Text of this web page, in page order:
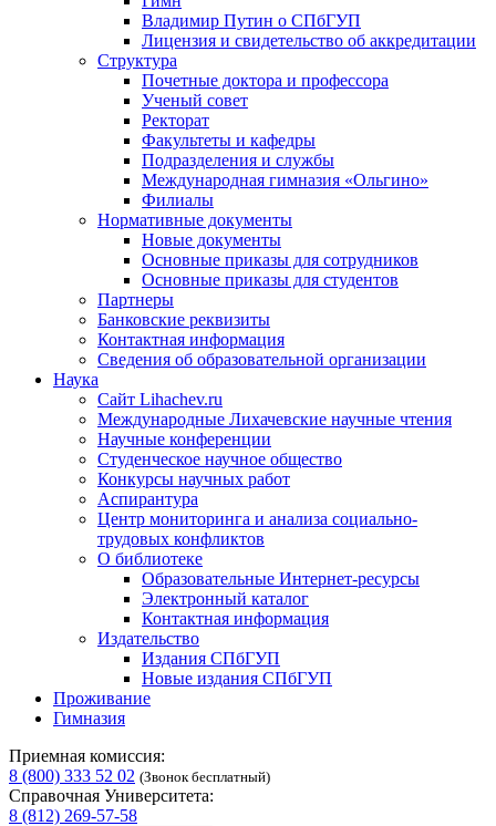
Владимир Путин о СПбГУП
Лицензия и свидетельство об аккредитации
Структура
Почетные доктора и профессора
Ученый совет
Ректорат
Факультеты и кафедры
Подразделения и службы
Международная гимназия «Ольгино»
Филиалы
Нормативные документы
Новые документы
Основные приказы для сотрудников
Основные приказы для студентов
Партнеры
Банковские реквизиты
Контактная информация
Сведения об образовательной организации
Наука
Сайт Lihachev.ru
Международные Лихачевские научные чтения
Научные конференции
Студенческое научное общество
Конкурсы научных работ
Аспирантура
Центр мониторинга и анализа социально-
трудовых конфликтов
О библиотеке
Образовательные Интернет-ресурсы
Электронный каталог
Контактная информация
Издательство
Издания СПбГУП
Новые издания СПбГУП
Проживание
Гимназия
Приемная комиссия:
8 (800) 333 52 02 (Звонок бесплатный)
Справочная Университета:
8 (812) 269-57-58